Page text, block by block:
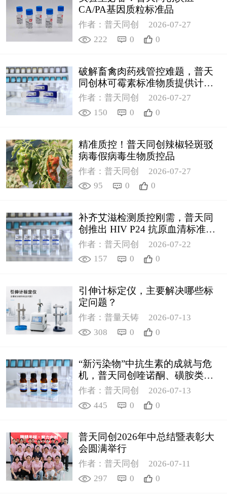
CA/PA基因质粒标准品
作者：普天同创
2026-07-27
222
0 0
破解畜禽肉药残管控难题，普天
同创林可霉素标准物质提供计量
支撑
作者：普天同创
2026-07-27
150
0 0
精准质控！普天同创辣椒轻斑驳
病毒假病毒生物质控品
作者：普天同创
2026-07-27
95
0 0
补齐艾滋检测质控刚需，普天同
创推出 HIV P24 抗原血清标准物
质
作者：普天同创
2026-07-22
157
0 0
引伸计标定仪，主要解决哪些标
定问题？
作者：普量天铸
2026-07-13
308
0 0
“新污染物”中抗生素的成就与危
机，普天同创喹诺酮、磺胺类质
控新品筑牢环境安全防线
作者：普天同创
2026-07-13
445
0 0
普天同创2026年中总结暨表彰大
会圆满举行
作者：普天同创
2026-07-11
297
0 0